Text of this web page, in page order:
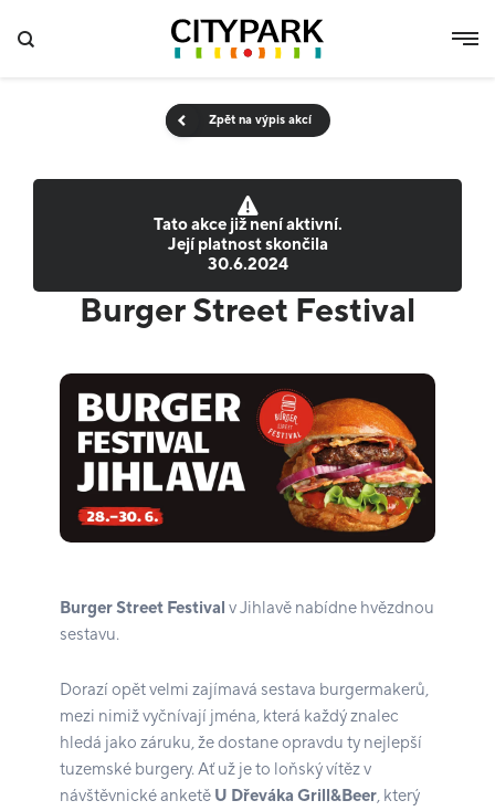
Zpět na výpis akcí
Tato akce již není aktivní.
Její platnost skončila
30.6.2024
Burger Street Festival
Burger Street Festival v Jihlavě nabídne hvězdnou
sestavu.
Dorazí opět velmi zajímavá sestava burgermakerů,
mezi nimiž vyčnívají jména, která každý znalec
hledá jako záruku, že dostane opravdu ty nejlepší
tuzemské burgery. Ať už je to loňský vítěz v
návštěvnické anketě U Dřeváka Grill&Beer, který